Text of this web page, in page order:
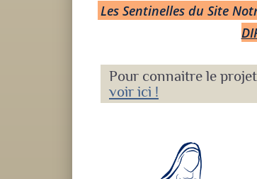
Les Sentinelles du Site
Pour connaitre le
voir ici !